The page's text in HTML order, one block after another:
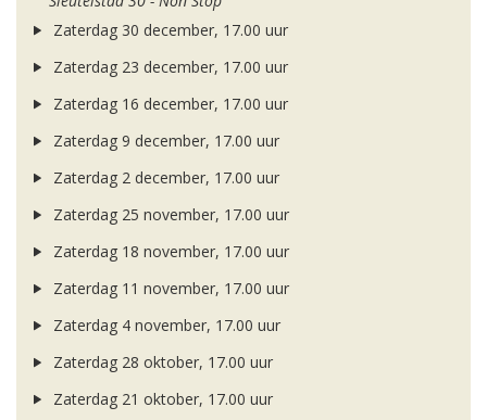
Zaterdag 30 december, 17.00 uur
Zaterdag 23 december, 17.00 uur
Zaterdag 16 december, 17.00 uur
Zaterdag 9 december, 17.00 uur
Zaterdag 2 december, 17.00 uur
Zaterdag 25 november, 17.00 uur
Zaterdag 18 november, 17.00 uur
Zaterdag 11 november, 17.00 uur
Zaterdag 4 november, 17.00 uur
Zaterdag 28 oktober, 17.00 uur
Zaterdag 21 oktober, 17.00 uur